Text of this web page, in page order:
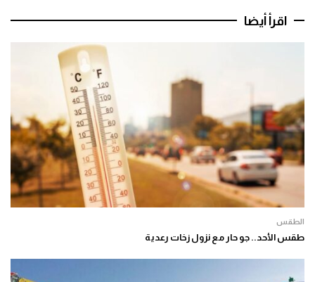
اقرأ أيضا
الطقس
طقس الأحد.. جو حار مع نزول زخات رعدية